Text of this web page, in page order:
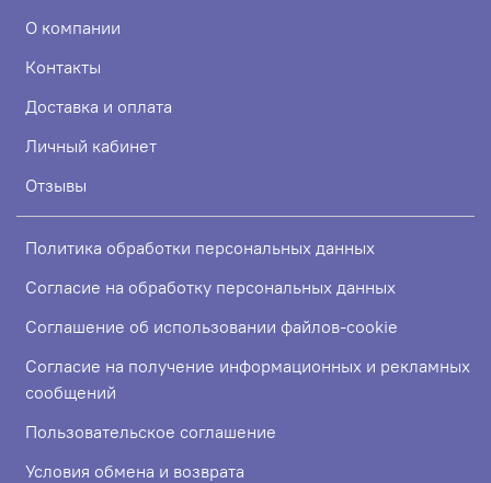
О компании
Контакты
Доставка и оплата
Личный кабинет
Отзывы
Политика обработки персональных данных
Согласие на обработку персональных данных
Соглашение об использовании файлов-cookie
Согласие на получение информационных и рекламных
сообщений
Пользовательское соглашение
Условия обмена и возврата